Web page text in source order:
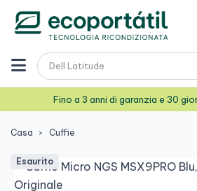
Fino a 3 anni di garanzia e 30
Casa Cuffie
Esaurito